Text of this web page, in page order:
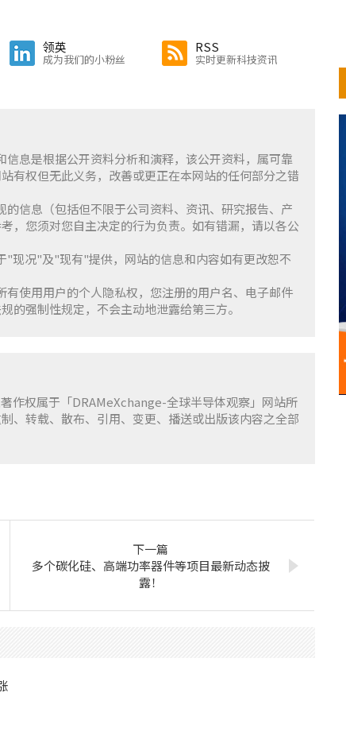
领英
成为我们的小粉丝
RSS
实时更新科技资讯
息是根据公开资料分析和演释，该公开资料，属可靠
有权但无此义务，改善或更正在本网站的任何部分之错
信息（包括但不限于公司资料、资讯、研究报告、产
，您须对您自主决定的行为负责。如有错漏，请以各公
现况"及"现有"提供，网站的信息和内容如有更改恕不
使用用户的个人隐私权，您注册的用户名、电子邮件
的强制性规定，不会主动地泄露给第三方。
作权属于「DRAMeXchange-全球半导体观察」网站所
、转载、散布、引用、变更、播送或出版该内容之全部
下一篇
多个碳化硅、高端功率器件等项目最新动态披
露！